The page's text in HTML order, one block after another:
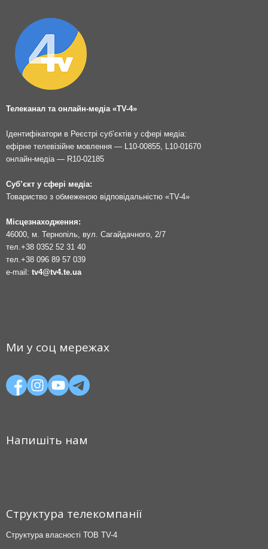
Телеканал та онлайн-медіа «TV-4»
Ідентифікатори в Реєстрі суб’єктів у сфері медіа:
ефірне телевізійне мовлення — L10-00855, L10-01670
онлайн-медіа — R10-02185
Суб’єкт у сфері медіа:
Товариство з обмеженою відповідальністю «TV-4»
Місцезнаходження:
46000, м. Тернопіль, вул. Сагайдачного, 2/7
тел. +38 0352 52 31 40
тел. +38 096 89 57 039
e-mail: tv4@tv4.te.ua
Ми у соц мережах
Напишіть нам
Структура телекомпанії
Структура власності ТОВ TV-4